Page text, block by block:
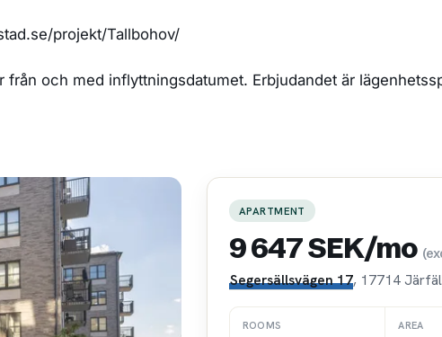
projekt/Tallbohov/
från och med inflyttningsdatumet. Erbjudandet är
APARTMENT
9 647 SEK/mo
Segersällsvägen 17, 17714
ROOMS AREA